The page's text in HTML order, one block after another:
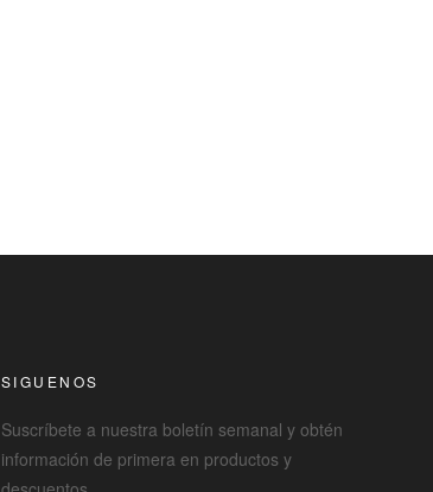
SIGUENOS
Suscríbete a nuestra boletín semanal y obtén
información de primera en productos y